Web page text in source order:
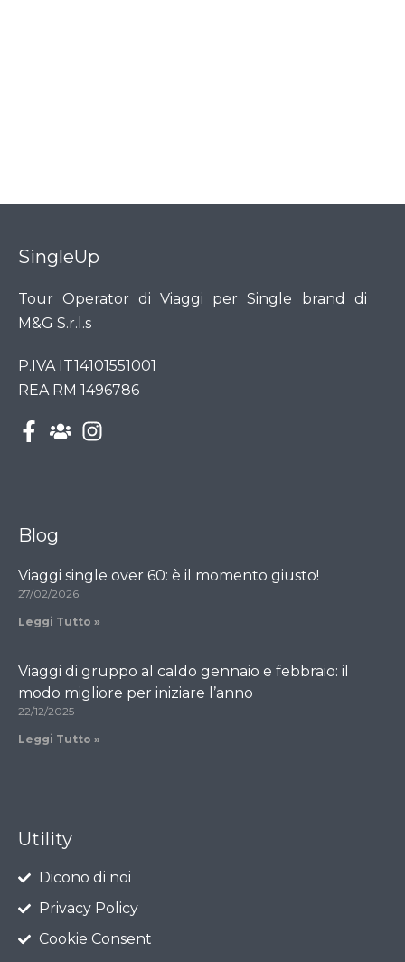
SingleUp
Tour Operator di Viaggi per Single brand di
M&G S.r.l.s
P.IVA IT14101551001
REA RM 1496786
Blog
Viaggi single over 60: è il momento giusto!
27/02/2026
Leggi Tutto »
Viaggi di gruppo al caldo gennaio e febbraio: il
modo migliore per iniziare l’anno
22/12/2025
Leggi Tutto »
Utility
Dicono di noi
Privacy Policy
Cookie Consent